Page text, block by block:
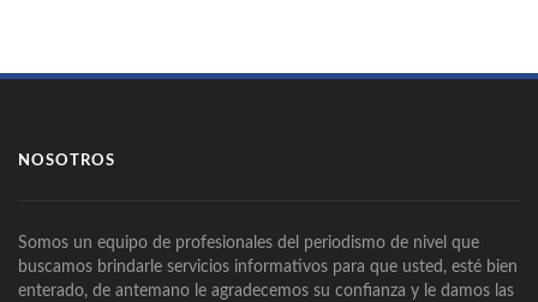
NOSOTROS
Somos un equipo de profesionales del periodismo de nivel que
buscamos brindarle servicios informativos para que usted, esté bien
enterado, de antemano le agradecemos su confianza y le damos las